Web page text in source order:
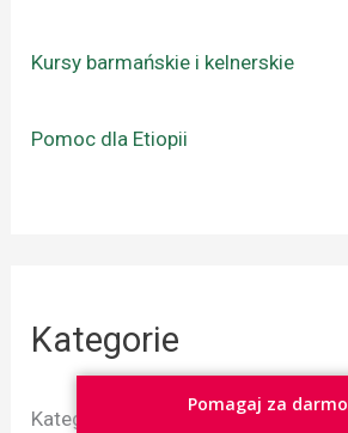
Kursy barmańskie i kelnerskie
Pomoc dla Etiopii
Kategorie
Kategorie
Pomagaj za darmo